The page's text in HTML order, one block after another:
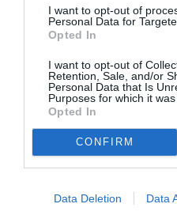
I want to opt-out of
Personal Data for
Opted In
I want to opt-out of
Retention, Sale, and/or
Personal Data that Is
Purposes for which it was
Opted In
CONFIRM
Data Deletion Data
Photo by
Ανύπαρκτες ή
εκπαίδευση και υγεία
Όλες σχεδόν οι